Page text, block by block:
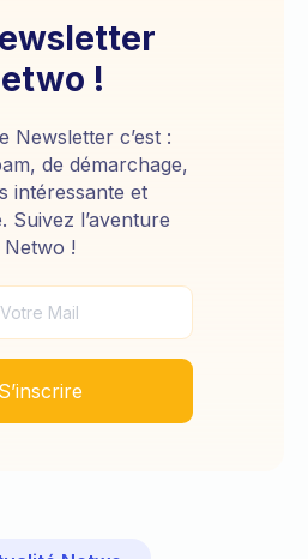
!
Newsletter c’est :
de démarchage,
intéressante et
Suivez l’aventure
Netwo !